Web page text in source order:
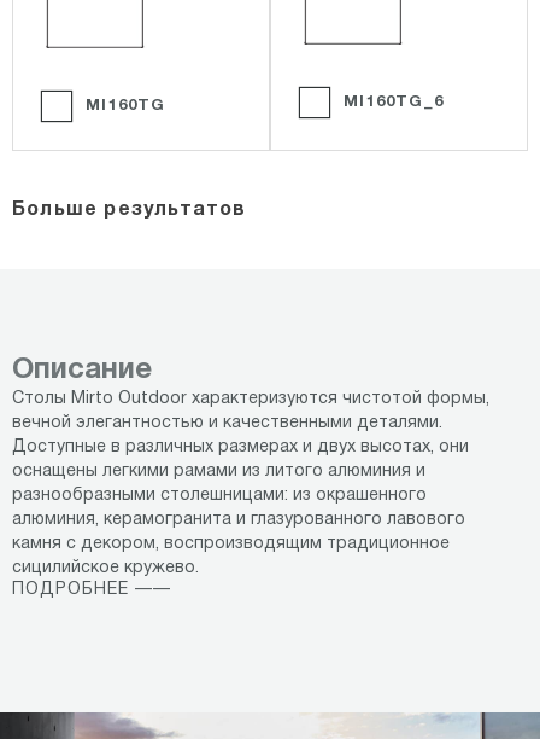
MI160TG MI160TG_6
Больше результатов
Описание
Столы Mirto Outdoor характеризуются чистотой формы,
вечной элегантностью и качественными деталями.
Доступные в различных размерах и двух высотах, они
оснащены легкими рамами из литого алюминия и
разнообразными столешницами: из окрашенного
алюминия, керамогранита и глазурованного лавового
камня с декором, воспроизводящим традиционное
сицилийское кружево.
ПОДРОБНЕЕ ——